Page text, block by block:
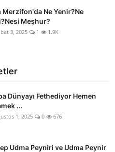
Merzifon'da Ne Yenir?Ne
Meşhur?
3, 2025 1 1.9K
Dünyayı Fethediyor Hemen
...
1, 2025 0 676
Udma Peyniri ve Udma Peynir